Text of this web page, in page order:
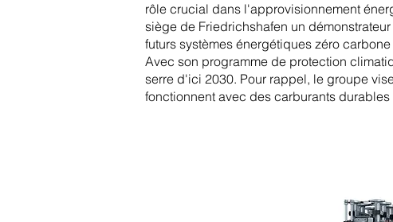
rôle crucial dans l'approvisionnement
siège de Friedrichshafen un
futurs systèmes énergétiques zéro
Avec son programme de protection
serre d'ici 2030. Pour rappel, le groupe
fonctionnent avec des carburants